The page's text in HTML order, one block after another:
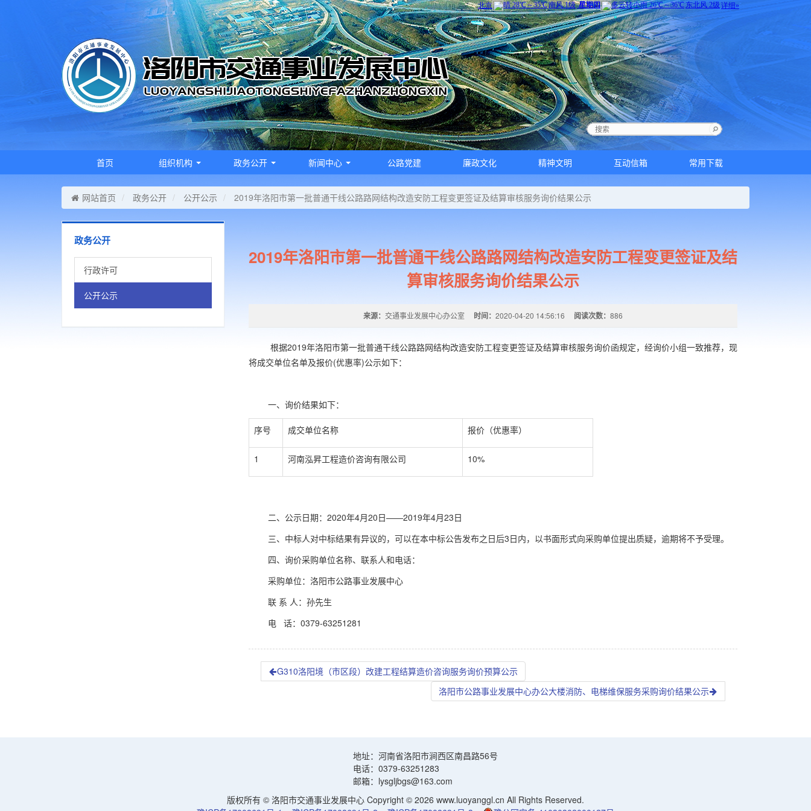
首页 组织机构 政务公开 新闻中心 公路党建 廉政文化 精神文明 互动信箱 常用下载
网站首页 政务公开 公开公示 2019年洛阳市第一批普通干线公路路网结构改造安防工程变更签证及结算审核服务询价结果公示
政务公开
行政许可
公开公示
2019年洛阳市第一批普通干线公路路网结构改造安防工程变更签证及结
算审核服务询价结果公示
来源： 交通事业发展中心办公室 时间： 2020-04-20 14:56:16 阅读次数： 886
根据2019年洛阳市第一批普通干线公路路网结构改造安防工程变更签证及结算审核服务询价函规定，经询价小组一致推荐，现
将成交单位名单及报价(优惠率)公示如下：
一、询价结果如下：
序号 成交单位名称 报价（优惠率）
1 河南泓昇工程造价咨询有限公司 10%
二、公示日期：2020年4月20日——2019年4月23日
三、中标人对中标结果有异议的，可以在本中标公告发布之日后3日内，以书面形式向采购单位提出质疑，逾期将不予受理。
四、询价采购单位名称、联系人和电话：
采购单位：洛阳市公路事业发展中心
联 系 人：孙先生
电 话：0379-63251281
G310洛阳境（市区段）改建工程结算造价咨询服务询价预算公示
洛阳市公路事业发展中心办公大楼消防、电梯维保服务采购询价结果公示
地址：河南省洛阳市涧西区南昌路56号
电话：0379-63251283
邮箱：lysgljbgs@163.com
版权所有 © 洛阳市交通事业发展中心 Copyright © 2026 www.luoyanggl.cn All Rights Reserved.